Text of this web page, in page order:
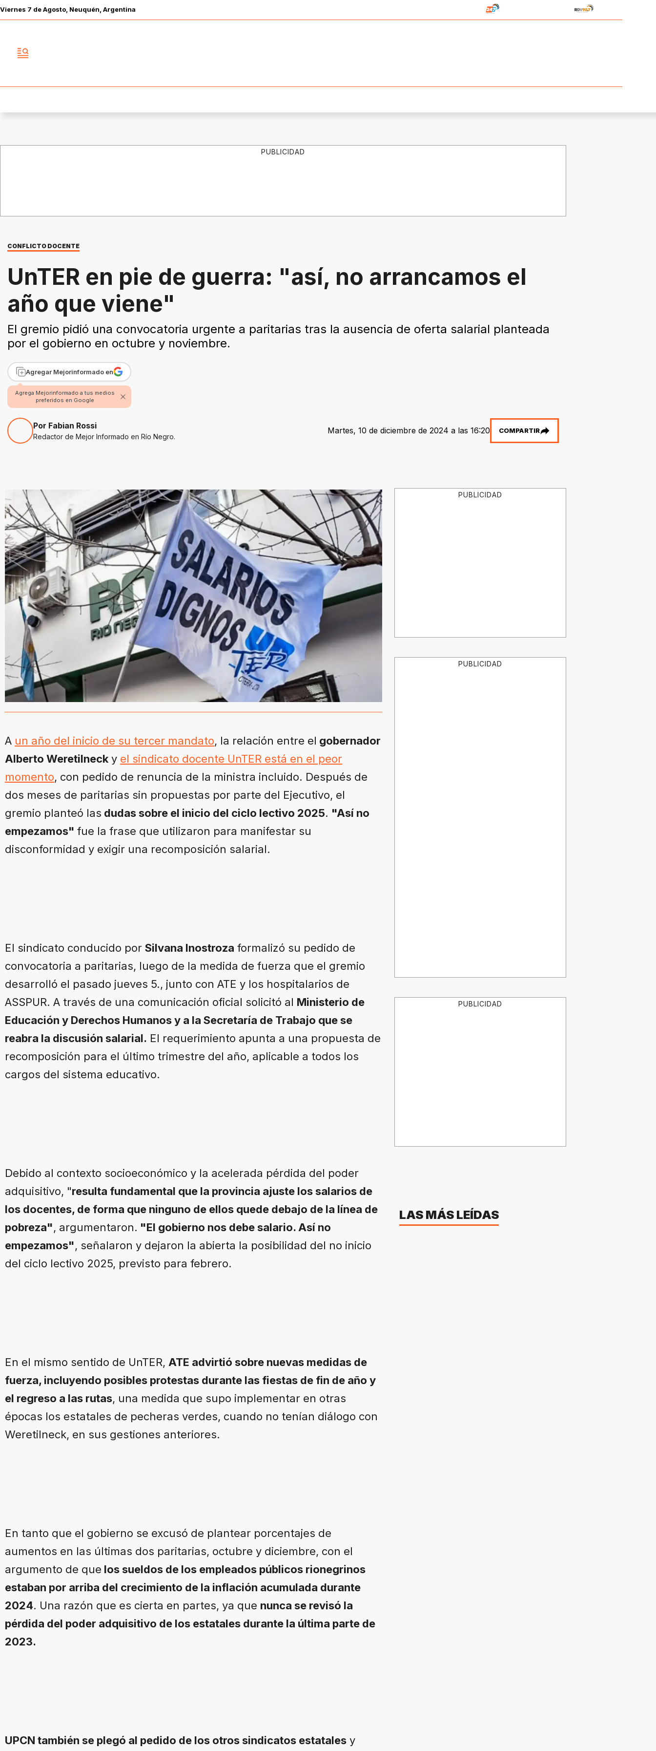
Viernes 7 deAgosto , Neuquén, Argentina
PUBLICIDAD
CONFLICTO DOCENTE
UnTER en pie de guerra: "así, no arrancamos el
año que viene"
El gremio pidió una convocatoria urgente a paritarias tras la ausencia de oferta salarial planteada
por el gobierno en octubre y noviembre.
Agregar Mejorinformado en
Agrega Mejorinformado a tus medios
preferidos en Google
Por Fabian Rossi
Redactor de Mejor Informado en Río Negro.
Martes, 10 de diciembre de 2024 a las 16:20 COMPARTIR
A un año del inicio de su tercer mandato, la relación entre el gobernador
Alberto Weretilneck y el sindicato docente UnTER está en el peor
momento, con pedido de renuncia de la ministra incluido. Después de
dos meses de paritarias sin propuestas por parte del Ejecutivo, el
gremio planteó las dudas sobre el inicio del ciclo lectivo 2025. "Así no
empezamos" fue la frase que utilizaron para manifestar su
disconformidad y exigir una recomposición salarial.
El sindicato conducido por Silvana Inostroza formalizó su pedido de
convocatoria a paritarias, luego de la medida de fuerza que el gremio
desarrolló el pasado jueves 5., junto con ATE y los hospitalarios de
ASSPUR. A través de una comunicación oficial solicitó al Ministerio de
Educación y Derechos Humanos y a la Secretaría de Trabajo que se
reabra la discusión salarial. El requerimiento apunta a una propuesta de
recomposición para el último trimestre del año, aplicable a todos los
cargos del sistema educativo.
Debido al contexto socioeconómico y la acelerada pérdida del poder
adquisitivo, "resulta fundamental que la provincia ajuste los salarios de
los docentes, de forma que ninguno de ellos quede debajo de la línea de
pobreza", argumentaron. "El gobierno nos debe salario. Así no
empezamos", señalaron y dejaron la abierta la posibilidad del no inicio
del ciclo lectivo 2025, previsto para febrero.
En el mismo sentido de UnTER, ATE advirtió sobre nuevas medidas de
fuerza, incluyendo posibles protestas durante las fiestas de fin de año y
el regreso a las rutas, una medida que supo implementar en otras
épocas los estatales de pecheras verdes, cuando no tenían diálogo con
Weretilneck, en sus gestiones anteriores.
En tanto que el gobierno se excusó de plantear porcentajes de
aumentos en las últimas dos paritarias, octubre y diciembre, con el
argumento de que los sueldos de los empleados públicos rionegrinos
estaban por arriba del crecimiento de la inflación acumulada durante
2024. Una razón que es cierta en partes, ya que nunca se revisó la
pérdida del poder adquisitivo de los estatales durante la última parte de
2023.
UPCN también se plegó al pedido de los otros sindicatos estatales y
PUBLICIDAD
PUBLICIDAD
PUBLICIDAD
LAS MÁS LEÍDAS